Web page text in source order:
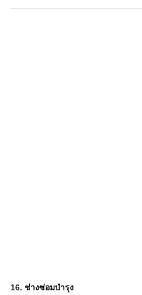
16. ช่างซ่อมบำรุง